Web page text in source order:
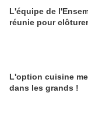
L'équipe de
réunie pour
L'option cuisine
dans les grands !